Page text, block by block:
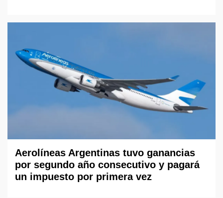
Aerolíneas Argentinas tuvo ganancias
por segundo año consecutivo y pagará
un impuesto por primera vez